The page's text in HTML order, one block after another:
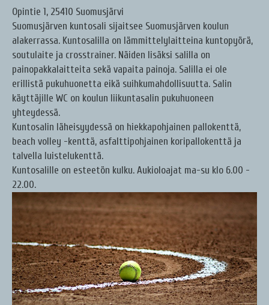
Opintie 1, 25410 Suomusjärvi
Suomusjärven kuntosali sijaitsee Suomusjärven koulun
alakerrassa. Kuntosalilla on lämmittelylaitteina kuntopyörä,
soutulaite ja crosstrainer. Näiden lisäksi salilla on
painopakkalaitteita sekä vapaita painoja. Salilla ei ole
erillistä pukuhuonetta eikä suihkumahdollisuutta. Salin
käyttäjille WC on koulun liikuntasalin pukuhuoneen
yhteydessä.
Kuntosalin läheisyydessä on hiekkapohjainen pallokenttä,
beach volley -kenttä, asfalttipohjainen koripallokenttä ja
talvella luistelukenttä.
Kuntosalille on esteetön kulku. Aukioloajat ma-su klo 6.00 -
22.00.